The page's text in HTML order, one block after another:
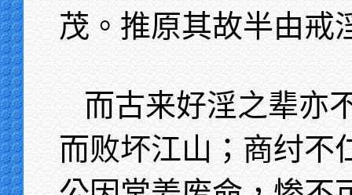
茂。推原其故半由戒
而古来好淫之辈亦
而败坏江山；商纣不